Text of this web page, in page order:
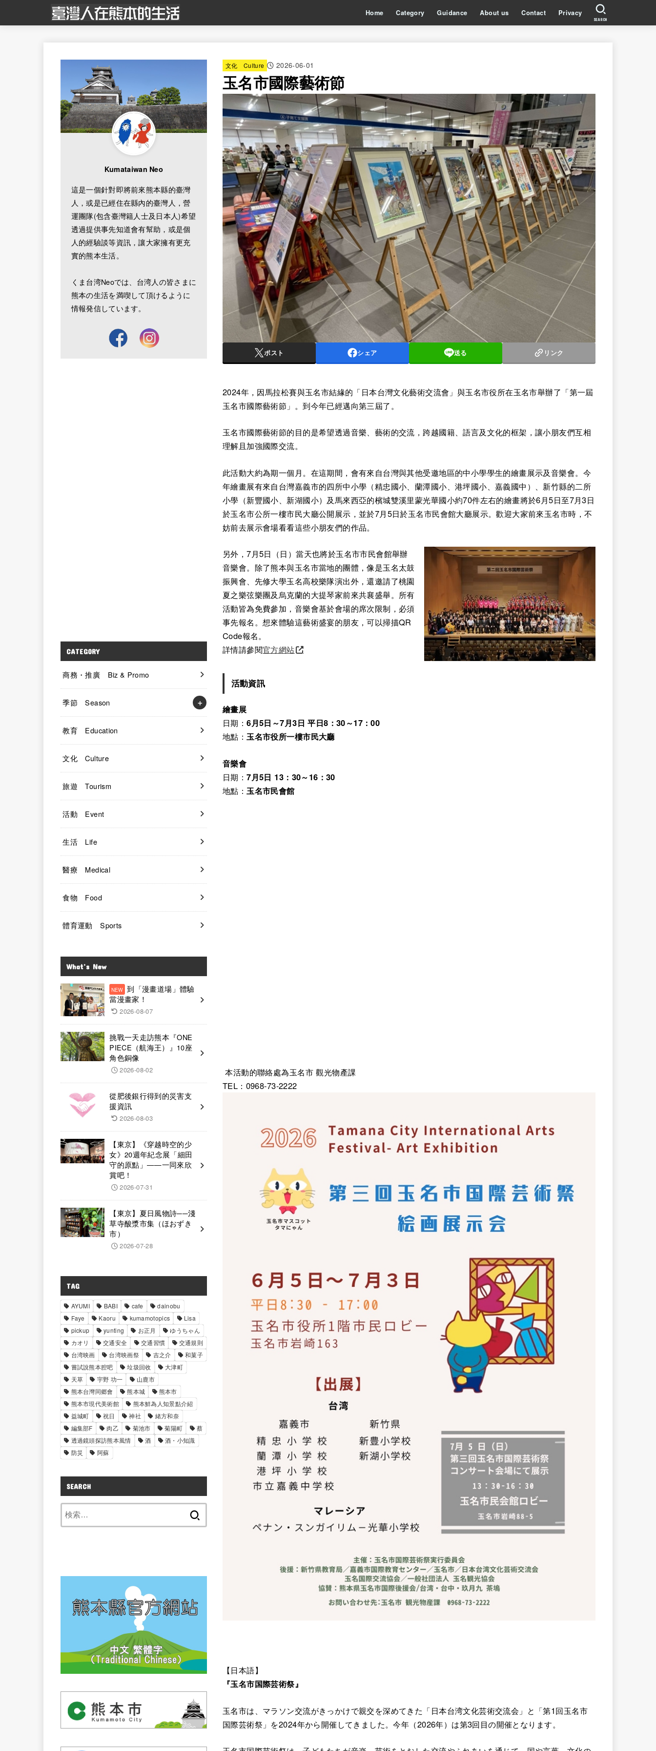
Home Category Guidance About us Contact Privacy
SEARCH
文化 Culture 2026-06-01
玉名市國際藝術節
ポスト シェア 送る リンク
2024年，因馬拉松賽與玉名市結緣的「日本台灣文化藝術交流會」與玉名市役所在玉名市舉辦了「第一屆
玉名市國際藝術節」。到今年已經邁向第三屆了。
玉名市國際藝術節的目的是希望透過音樂、藝術的交流，跨越國籍、語言及文化的框架，讓小朋友們互相
理解且加強國際交流。
此活動大約為期一個月。在這期間，會有來自台灣與其他受邀地區的中小學學生的繪畫展示及音樂會。今
年繪畫展有來自台灣嘉義市的四所中小學（精忠國小、蘭潭國小、港坪國小、嘉義國中）、新竹縣的二所
小學（新豐國小、新湖國小）及馬來西亞的檳城雙溪里蒙光華國小約70件左右的繪畫將於6月5日至7月3日
於玉名市公所一樓市民大廳公開展示，並於7月5日於玉名市民會館大廳展示。歡迎大家前來玉名市時，不
妨前去展示會場看看這些小朋友們的作品。
另外，7月5日（日）當天也將於玉名市市民會館舉辦
音樂會。除了熊本與玉名市當地的團體，像是玉名太鼓
振興會、先修大學玉名高校樂隊演出外，還邀請了桃園
夏之樂弦樂團及烏克蘭的大提琴家前來共襄盛舉。所有
活動皆為免費參加，音樂會基於會場的席次限制，必須
事先報名。想來體驗這藝術盛宴的朋友，可以掃描QR
Code報名。
詳情請參閱官方網站
活動資訊
繪畫展
日期：6月5日～7月3日 平日8：30～17：00
地點：玉名市役所一樓市民大廳
音樂會
日期：7月5日 13：30～16：30
地點： 玉名市民會館
本活動的聯絡處為玉名市 觀光物產課
TEL：0968-73-2222
【日本語】
『玉名市国際芸術祭』
玉名市は、マラソン交流がきっかけで親交を深めてきた「日本台湾文化芸術交流会」と「第1回玉名市
国際芸術祭」を2024年から開催してきました。今年（2026年）は第3回目の開催となります。
Kumataiwan Neo
這是一個針對即將前來熊本縣的臺灣
人，或是已經住在縣內的臺灣人，營
運團隊(包含臺灣籍人士及日本人)希望
透過提供事先知道會有幫助，或是個
人的經驗談等資訊，讓大家擁有更充
實的熊本生活。
くま台湾Neoでは、台湾人の皆さまに
熊本の生活を満喫して頂けるように
情報発信しています。
CATEGORY
商務・推廣 Biz & Promo
季節 Season
教育 Education
文化 Culture
旅遊 Tourism
活動 Event
生活 Life
醫療 Medical
食物 Food
體育運動 Sports
What’s New
到「漫畫道場」體驗
當漫畫家！
2026-08-07
挑戰一天走訪熊本『ONE
PIECE（航海王）』10座
角色銅像
2026-08-02
從肥後銀行得到的災害支
援資訊
2026-08-03
【東京】《穿越時空的少
女》20週年紀念展「細田
守的原點」——一同來欣
賞吧！
2026-07-31
【東京】夏日風物詩──淺
草寺酸漿市集（ほおずき
市）
2026-07-28
TAG
AYUMI BABI cafe
dainobu
Faye
Kaoru kumamotopics
Lisa
pickup
yunting お正月
ゆうちゃん
カオリ
交通安全 交通習慣
交通規則
台湾映画
台湾映画祭 吉之介
和菓子
嘗試說熊本腔吧
垃圾回收
大津町
天草
宇野 功一
山鹿市
熊本台灣同郷會
熊本城
熊本市
熊本市現代美術館
熊本鮮為人知景點介紹
益城町
祝日 神社
緒方和奈
編集部F
肉乙 菊池市 菊陽町
蔡
透過鏡頭探訪熊本風情
酒
酒・小知識
防災
阿蘇
SEARCH